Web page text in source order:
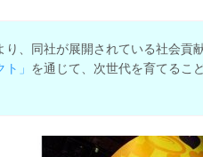
り、同社が展開されている社会貢
」 を通じて、次世代を育てるこ